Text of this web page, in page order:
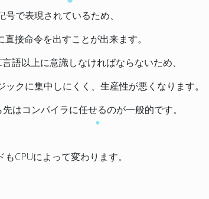
で表現されているため、
接命令を出すことが出来ます。
語以上に意識しなければならないため、
クに集中しにくく、生産性が悪くなります。
はコンパイラに任せるのが一般的です。
CPUによって変わります。